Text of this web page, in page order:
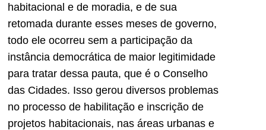
habitacional e de moradia, e de sua
retomada durante esses meses de governo,
todo ele ocorreu sem a participação da
instância democrática de maior legitimidade
para tratar dessa pauta, que é o Conselho
das Cidades. Isso gerou diversos problemas
no processo de habilitação e inscrição de
projetos habitacionais, nas áreas urbanas e